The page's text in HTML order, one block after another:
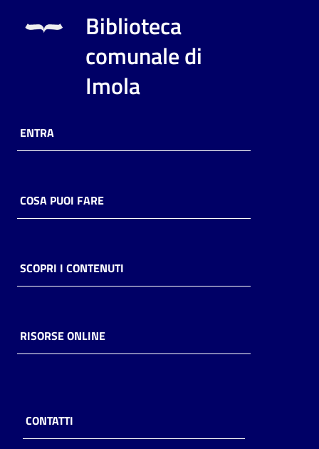
Biblioteca
comunale di
Imola
ENTRA
COSA PUOI FARE
SCOPRI I CONTENUTI
RISORSE ONLINE
CONTATTI